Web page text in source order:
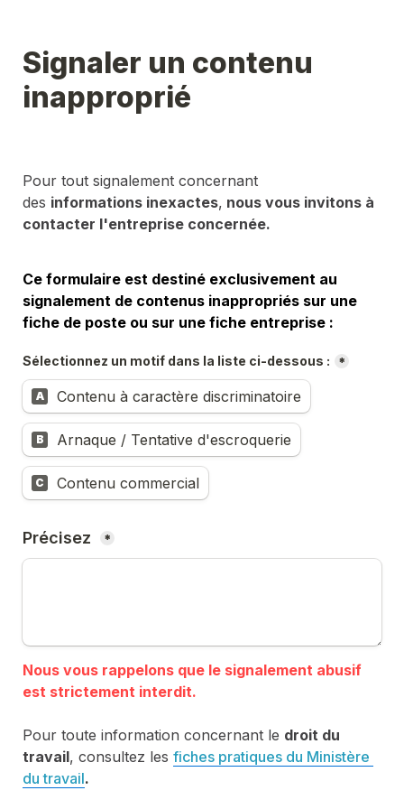
Signaler un contenu
inapproprié
Pour tout signalement concernant
des informations inexactes, nous vous invitons à
contacter l'entreprise concernée.
Ce formulaire est destiné exclusivement au
signalement de contenus inappropriés sur une
fiche de poste ou sur une fiche entreprise :
Sélectionnez un motif dans la liste ci-dessous : *
A Contenu à caractère discriminatoire
B Arnaque / Tentative d'escroquerie
C Contenu commercial
Précisez *
Nous vous rappelons que le signalement abusif
Pour toute information concernant le droit du
travail, consultez les fiches pratiques du Ministère
du travail